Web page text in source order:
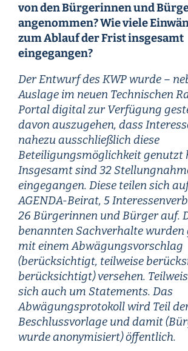
von den Bürgerinnen und
angenommen? Wie viele
zum Ablauf der Frist insgesamt
eingegangen?
Der Entwurf des KWP wurde –
Auslage im neuen Technischen
Portal digital zur Verfügung
davon auszugehen, dass
nahezu ausschließlich diese
Beteiligungsmöglichkeit genutzt
Insgesamt sind 32
eingegangen. Diese teilen sich
AGENDA-Beirat, 5
26 Bürgerinnen und Bürger auf.
benannten Sachverhalte
mit einem Abwägungsvorschlag
(berücksichtigt, teilweise
berücksichtigt) versehen.
sich auch um Statements. Das
Abwägungsprotokoll wird Teil
Beschlussvorlage und damit
wurde anonymisiert) öffentlich.